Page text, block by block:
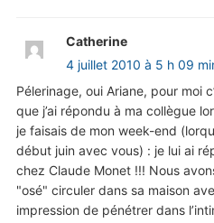
Catherine
4 juillet 2010 à 5 h 09
Pélerinage, oui Ariane, pour moi
que j’ai répondu à ma collègue
je faisais de mon week-end
début juin avec vous) : je lui ai
chez Claude Monet !!! Nous
"osé" circuler dans sa maison
impression de pénétrer dans